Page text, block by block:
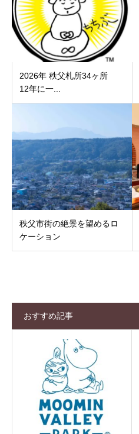
2026年 秩父札所34ヶ所
12年に一...
秩父市街の絶景を望めるロ
ケーション
おすすめ記事